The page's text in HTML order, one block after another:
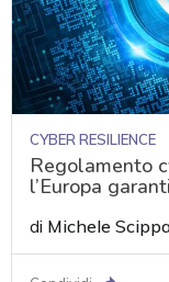
CYBER RESILIENCE
Regolamento
l’Europa
di Michele